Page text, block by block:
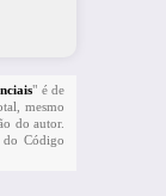
" é de
mesmo
do autor.
Código